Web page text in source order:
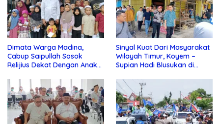
Dimata Warga Madina,
Cabup Saipullah Sosok
Relijius Dekat Dengan Anak
Sinyal Kuat Dari Masyarakat
Wilayah Timur, Koyem –
Supian Hadi Blusukan di